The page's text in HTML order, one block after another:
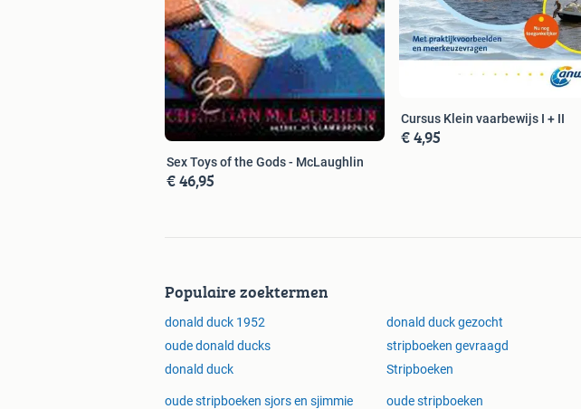
Sex Toys of the Gods - McLaughlin
€ 46,95
Cursus Klein vaarbewijs I + II
€ 4,95
Populaire zoektermen
donald duck 1952 donald duck gezocht
oude donald ducks
stripboeken gevraagd
donald duck
Stripboeken
oude stripboeken sjors en sjimmie oude stripboeken